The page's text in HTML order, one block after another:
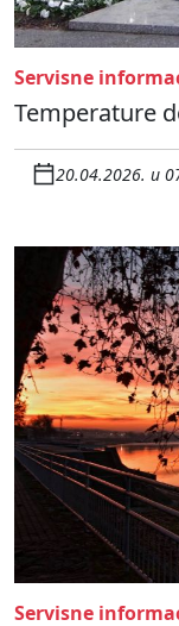
Servisne
Temperature
20.04.2026. u
Servisne